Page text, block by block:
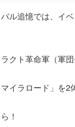
ル追憶では、イ
クト革命軍（軍
イラロード」を2
！